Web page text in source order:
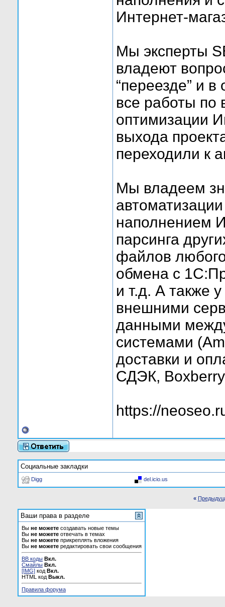
Интернет-
Мы эксперты
владеют
“переезде” и
все работы по
оптимизации
выхода
переходили к
Мы владеем
наполнением
парсинга
файлов
обмена с
и т.д. А также
внешними
данными
системами
доставки и
СДЭК,
https://
Социальные закладки
Digg del.icio.us
«
Ваши права в разделе
Вы не можете создавать новые темы
Вы не можете отвечать в темах
Вы не можете прикреплять вложения
Вы не можете редактировать свои сообщения
BB коды Вкл.
Смайлы Вкл.
[IMG] код Вкл.
HTML код Выкл.
Правила форума